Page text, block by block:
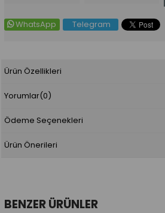
WhatsApp Telegram
Ürün Özellikleri
Yorumlar(0)
Ödeme Seçenekleri
Ürün Önerileri
BENZER ÜRÜNLER